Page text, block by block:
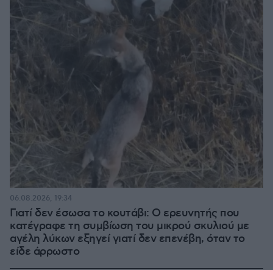
Γιατί δεν έσωσα το κουτάβι: Ο ερευνητής που
κατέγραφε τη συμβίωση του μικρού σκυλιού με
αγέλη λύκων εξηγεί γιατί δεν επενέβη, όταν το
είδε άρρωστο
06.08.2026, 19:34